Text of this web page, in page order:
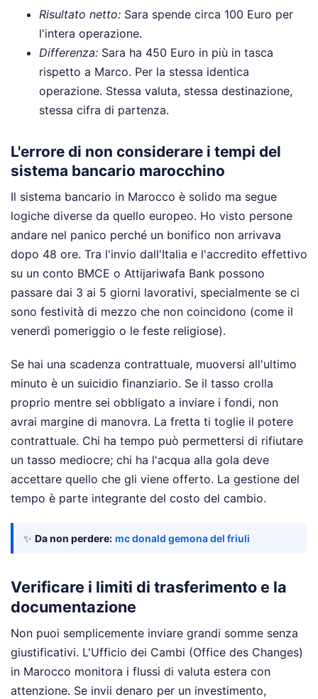
Risultato netto: Sara spende circa 100 Euro per
l'intera operazione.
Differenza: Sara ha 450 Euro in più in tasca
rispetto a Marco. Per la stessa identica
operazione. Stessa valuta, stessa destinazione,
stessa cifra di partenza.
L'errore di non considerare i tempi del
sistema bancario marocchino
Il sistema bancario in Marocco è solido ma segue
logiche diverse da quello europeo. Ho visto persone
andare nel panico perché un bonifico non arrivava
dopo 48 ore. Tra l'invio dall'Italia e l'accredito effettivo
su un conto BMCE o Attijariwafa Bank possono
passare dai 3 ai 5 giorni lavorativi, specialmente se ci
sono festività di mezzo che non coincidono (come il
venerdì pomeriggio o le feste religiose).
Se hai una scadenza contrattuale, muoversi all'ultimo
minuto è un suicidio finanziario. Se il tasso crolla
proprio mentre sei obbligato a inviare i fondi, non
avrai margine di manovra. La fretta ti toglie il potere
contrattuale. Chi ha tempo può permettersi di rifiutare
un tasso mediocre; chi ha l'acqua alla gola deve
accettare quello che gli viene offerto. La gestione del
tempo è parte integrante del costo del cambio.
✨ Da non perdere: mc donald gemona del friuli
Verificare i limiti di trasferimento e la
documentazione
Non puoi semplicemente inviare grandi somme senza
giustificativi. L'Ufficio dei Cambi (Office des Changes)
in Marocco monitora i flussi di valuta estera con
attenzione. Se invii denaro per un investimento,